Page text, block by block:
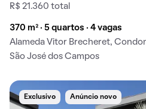
R$ 21.360 total
370 m² · 5 quartos · 4 vagas
Alameda Vitor Brecheret,
São José dos Campos
Exclusivo Anúncio novo